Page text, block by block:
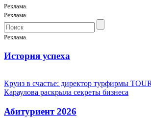
Реклама.
Реклама.
Реклама.
История успеха
Круиз в счастье: директор турфирмы
Караулова раскрыла секреты бизнеса
Абитуриент 2026